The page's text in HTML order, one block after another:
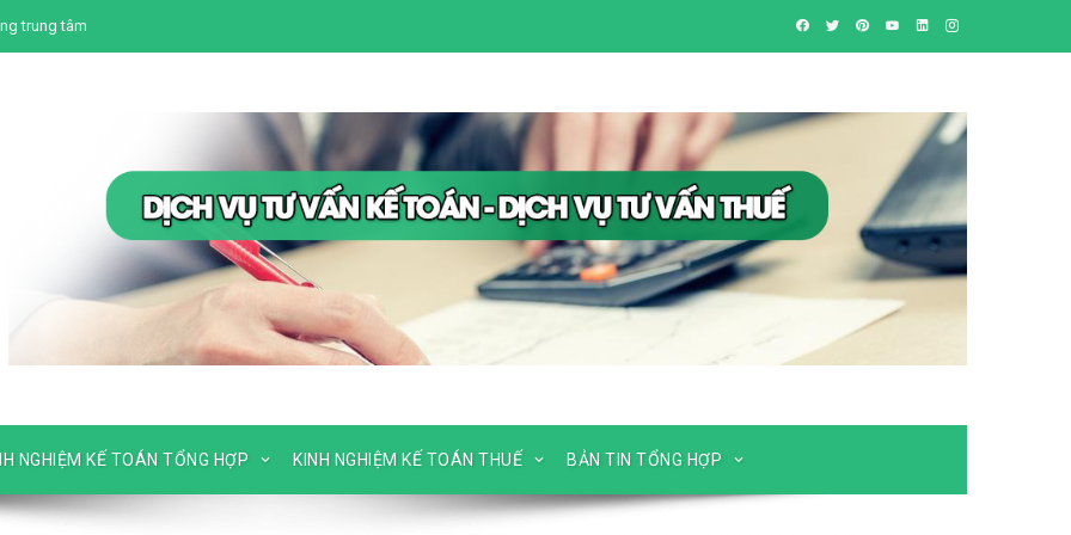
trung tâm
NGHIỆM KẾ TOÁN TỔNG HỢP KINH NGHIỆM KẾ TOÁN THUẾ BẢN TIN TỔNG HỢP